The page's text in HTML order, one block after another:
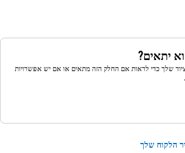
שלך כדי לראות אם החלק הזה מתאים או אם יש אפשרויות
שלך